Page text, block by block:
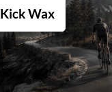
Kick Wax